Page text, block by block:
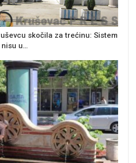
skočila za trećinu: Sistem
u…